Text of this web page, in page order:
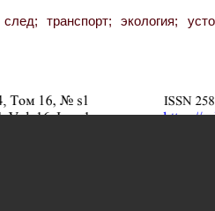
транспорт; экология;